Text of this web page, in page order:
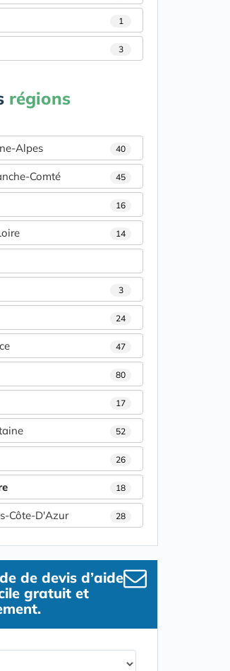
1
3
régions
Alpes 40
Comté 45
16
14
3
24
47
80
17
52
26
18
Côte-D'Azur 28
de devis d’aide
gratuit et